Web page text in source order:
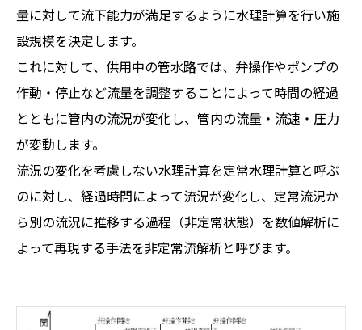
量に対して流下能力が満足するように水理計算を行い施
設規模を決定します。
これに対して、供用中の管水路では、弁操作やポンプの
作動・停止など流量を調整することによって時間の経過
とともに管内の流況が変化し、管内の流量・流速・圧力
が変動します。
流況の変化を考慮しない水理計算を定常水理計算と呼ぶ
のに対し、経過時間によって流況が変化し、定常流況か
ら別の流況に推移する過程（非定常状態）を数値解析に
よって再現する手法を非定常流解析と呼びます。